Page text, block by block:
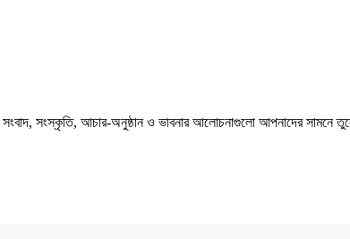
সংস্কৃতি, আচার-অনুষ্ঠান ও ভাবনার আলোচনাগুলো আপনাদের সামনে